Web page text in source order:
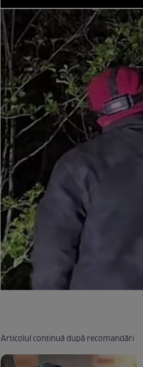
Articolul continuă după recomandări